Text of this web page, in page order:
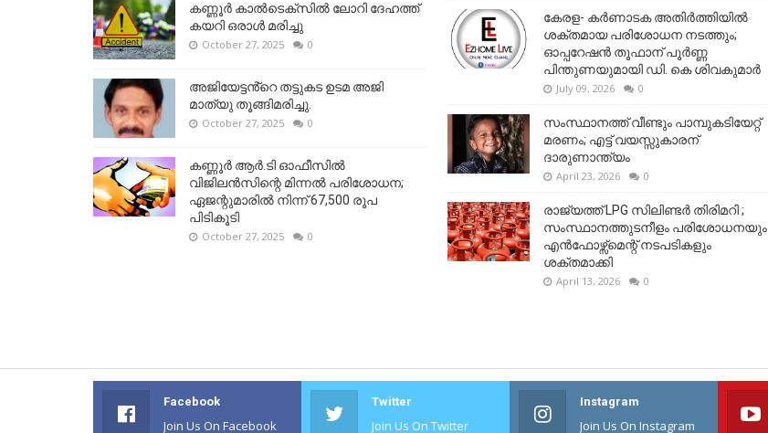
കണ്ണൂര്‍ കാല്‍ടെക്‌സില്‍ ലോറി ദേഹത്ത്
കയറി ഒരാള്‍ മരിച്ചു
October 27, 2025 0
അജിയേട്ടൻ്റെ തട്ടുകട ഉടമ അജി
മാത്യു തൂങ്ങിമരിച്ചു.
October 27, 2025 0
കണ്ണൂര്‍ ആര്‍.ടി ഓഫീസില്‍
വിജിലൻസിന്റെ മിന്നല്‍ പരിശോധന;
ഏജന്റുമാരില്‍ നിന്ന് 67,500 രൂപ
പിടികൂടി
October 27, 2025 0
കേരള- കർണാടക അതിർത്തിയിൽ
ശക്തമായ പരിശോധന നടത്തും;
ഓപ്പറേഷൻ തൂഫാന് പൂർണ്ണ
പിന്തുണയുമായി ഡി. കെ ശിവകുമാർ
July 09, 2026 0
സംസ്ഥാനത്ത് വീണ്ടും പാമ്പുകടിയേറ്റ്
മരണം; എട്ട് വയസ്സുകാരന്
ദാരുണാന്ത്യം
April 23, 2026 0
രാജ്യത്ത് LPG സിലിണ്ടർ തിരിമറി ;
സംസ്ഥാനത്തുടനീളം പരിശോധനയും
എൻഫോഴ്സ്മെന്റ് നടപടികളും
ശക്തമാക്കി
April 13, 2026 0
Facebook
Join Us On Facebook
Twitter
Join Us On Twitter
Instagram
Join Us On Instagram